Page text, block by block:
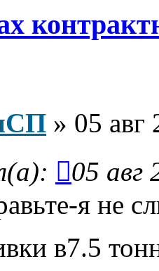
» 05 авг
05 авг
я не
в7.5